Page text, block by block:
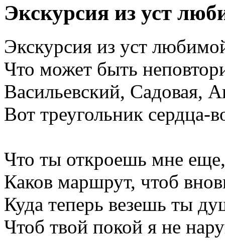
Экскурсия из уст
Экскурсия из уст
Что может быть
Васильевский, Садовая,
Вот треугольник сердца-
Что ты откроешь мне
Каков маршрут, чтоб
Куда теперь везешь ты
Чтоб твой покой я не